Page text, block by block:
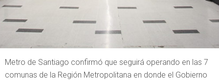
Metro de Santiago confirmó que seguirá operando en las 7
comunas de la Región Metropolitana en donde el Gobierno